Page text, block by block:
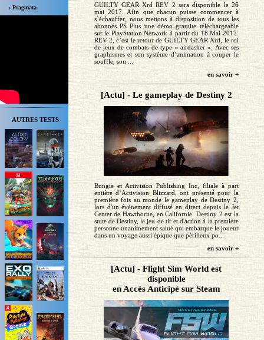
› Pragmata
AUTRES TESTS
GUILTY GEAR Xrd REV 2 sera disponible le 26
mai 2017. Afin que chacun puisse commencer à
s’échauffer, nous mettons à disposition de tous les
abonnés PS Plus une démo gratuite téléchargeable
sur le PlayStation Network à partir du 18 Mai 2017.
REV 2, c’est le retour de GUILTY GEAR Xrd, le roi
de jeux de combats de type « airdasher ». Avec ses
graphismes et son système d’animation à couper le
souffle, son ...
en savoir +
[Actu] - Le gameplay de Destiny 2
Bungie et Activision Publishing Inc, filiale à part
entière d’Activision Blizzard, ont présenté pour la
première fois au monde le gameplay de Destiny 2,
lors d'un événement diffusé en direct depuis le Jet
Center de Hawthorne, en Californie. Destiny 2 est la
suite de Destiny, le jeu de tir et d'action à la première
personne unanimement salué qui embarque le joueur
dans un voyage aussi épique que périlleux po...
en savoir +
[Actu] - Flight Sim World est
disponible
en Accès Anticipé sur Steam